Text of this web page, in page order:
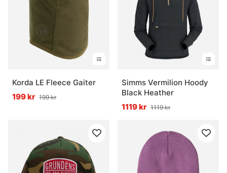
Korda LE Fleece Gaiter
199 kr 199 kr
Simms Vermilion Hoody
Black Heather
1119 kr 1119 kr